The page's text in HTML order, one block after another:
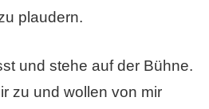
plaudern.
und stehe auf der Bühne.
zu und wollen von mir